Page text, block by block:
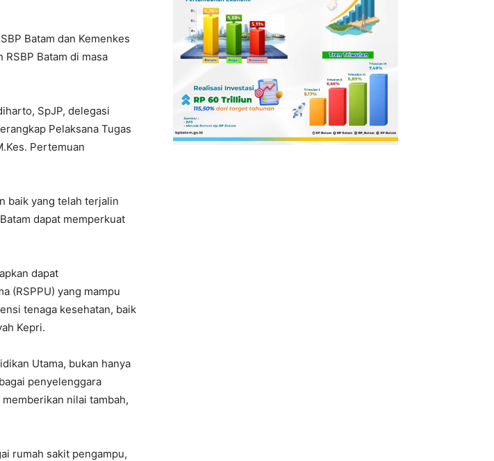
Batam dan Kemenkes
Batam di masa
SpJP, delegasi
Pelaksana Tugas
Pertemuan
baik yang telah terjalin
dapat memperkuat
dapat
(RSPPU) yang mampu
tenaga kesehatan, baik
Kepri.
Utama, bukan hanya
penyelenggara
nilai tambah,
rumah sakit pengampu,